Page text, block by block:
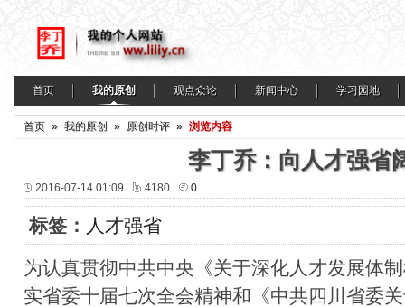
首页 我的原创 观点众论 新闻中心 学习园地
首页 » 我的原创 » 原创时评 » 浏览内容
李丁乔：向人才强省
2016-07-14 01:09 4180 0
标签： 人才强省
为认真贯彻中共中央《关于深化人才发展体
实省委十届七次全会精神和《中共四川省委